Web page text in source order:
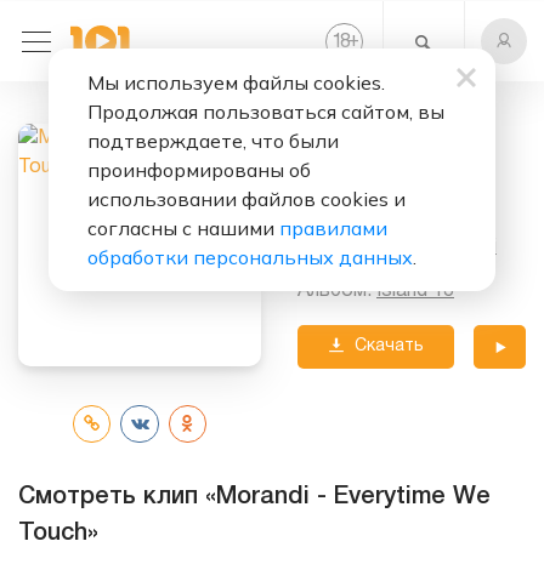
18+
Everytime We
Touch
Альбом:Island 13
Скачать
Смотреть клип «Morandi - Everytime We
Touch»
Мы используем файлы cookies.
Продолжая пользоваться сайтом, вы
подтверждаете, что были
проинформированы об
использовании файлов cookies и
согласны с нашими правилами
обработки персональных данных.